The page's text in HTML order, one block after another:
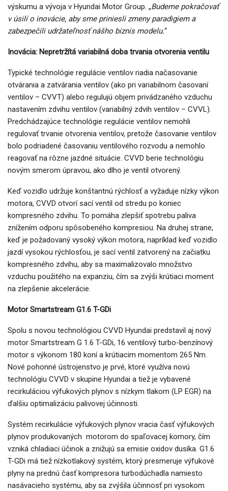
výskumu a vývoja v Hyundai Motor Group. „Budeme pokračovať
v úsilí o inovácie, aby sme priniesli zmeny paradigiem a
zabezpečili udržateľnosť nášho biznis modelu.“
Inovácia: Nepretržítá variabilná doba trvania otvorenia ventilu
Typické technológie regulácie ventilov riadia načasovanie
otvárania a zatvárania ventilov (ako pri variabilnom časovaní
ventilov – CVVT) alebo regulujú objem privádzaného vzduchu
nastavením zdvihu ventilov (variabilný zdvih ventilov – CVVL).
Predchádzajúce technológie regulácie ventilov nemohli
regulovať trvanie otvorenia ventilov, pretože časovanie ventilov
bolo podriadené časovaniu ventilového rozvodu a nemohlo
reagovať na rôzne jazdné situácie. CVVD berie technológiu
novým smerom úpravou, ako dlho je ventil otvorený.
Keď vozidlo udržuje konštantnú rýchlosť a vyžaduje nízky výkon
motora, CVVD otvorí sací ventil od stredu po koniec
kompresného zdvihu. To pomáha zlepšiť spotrebu paliva
znížením odporu spôsobeného kompresiou. Na druhej strane,
keď je požadovaný vysoký výkon motora, napríklad keď vozidlo
jazdí vysokou rýchlosťou, je sací ventil zatvorený na začiatku
kompresného zdvihu, aby sa maximalizovalo množstvo
vzduchu použitého na expanziu, čím sa zvýši krútiaci moment
na zlepšenie akcelerácie.
Motor Smartstream G1.6 T-GDi
Spolu s novou technológiou CVVD Hyundai predstavil aj nový
motor Smartstream G 1.6 T-GDi, 16 ventilový turbo-benzínový
motor s výkonom 180 koní a krútiacim momentom 265 Nm.
Nové pohonné ústrojenstvo je prvé, ktoré využíva novú
technológiu CVVD v skupine Hyundai a tiež je vybavené
recirkuláciou výfukových plynov s nízkym tlakom (LP EGR) na
ďalšiu optimalizáciu palivovej účinnosti.
Systém recirkulácie výfukových plynov vracia časť výfukových
plynov produkovaných motorom do spaľovacej komory, čím
vzniká chladiaci účinok a znižujú sa emisie oxidov dusíka. G1.6
T-GDi má tiež nízkotlakový systém, ktorý presmeruje výfukové
plyny na prednú časť kompresora turbodúchadla namiesto
nasávacieho systému, aby sa zvýšila účinnosť pri vysokom